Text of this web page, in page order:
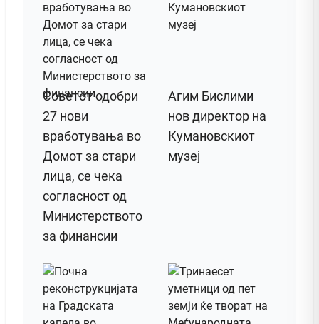
Советот одобри
27 нови
вработувања во
Домот за стари
лица, се чека
согласност од
Министерството
за финансии
Агим Бислими
нов директор на
Кумановскиот
музеј